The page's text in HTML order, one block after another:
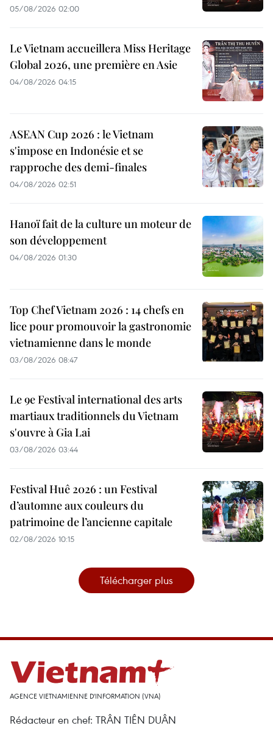
05/08/2026 02:00
Le Vietnam accueillera Miss Heritage
Global 2026, une première en Asie
04/08/2026 04:15
ASEAN Cup 2026 : le Vietnam
s'impose en Indonésie et se
rapproche des demi-finales
04/08/2026 02:51
Hanoï fait de la culture un moteur de
son développement
04/08/2026 01:30
Top Chef Vietnam 2026 : 14 chefs en
lice pour promouvoir la gastronomie
vietnamienne dans le monde
03/08/2026 08:47
Le 9e Festival international des arts
martiaux traditionnels du Vietnam
s'ouvre à Gia Lai
03/08/2026 03:44
Festival Huê 2026 : un Festival
d’automne aux couleurs du
patrimoine de l’ancienne capitale
02/08/2026 10:15
Télécharger plus
AGENCE VIETNAMIENNE D'INFORMATION (VNA)
Rédacteur en chef: TRÂN TIÊN DUÂN